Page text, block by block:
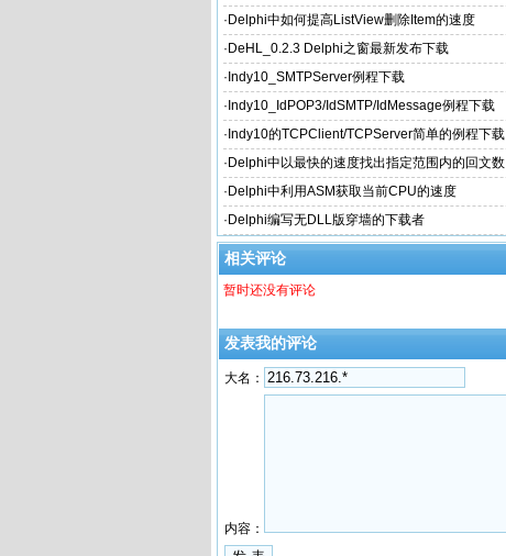
· Delphi中如何提高ListView删除Item的速度
· DeHL_0.2.3 Delphi之窗最新发布下载
· Indy10_SMTPServer例程下载
· Indy10_IdPOP3/IdSMTP/IdMessage例程下载
· Indy10的TCPClient/TCPServer简单的例程下载
· Delphi中以最快的速度找出指定范围内的回文数
· Delphi中利用ASM获取当前CPU的速度
· Delphi编写无DLL版穿墙的下载者
相关评论
暂时还没有评论
发表我的评论
大名：
内容：